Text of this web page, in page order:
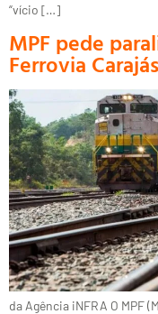
“vício […]
MPF pede
Ferrovia
da Agência iNFRA O MPF